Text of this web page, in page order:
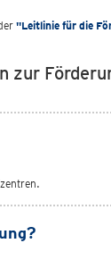
"Leitlinie für die
zur